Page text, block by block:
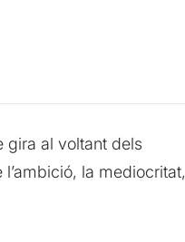
gira al voltant dels
la mediocritat,